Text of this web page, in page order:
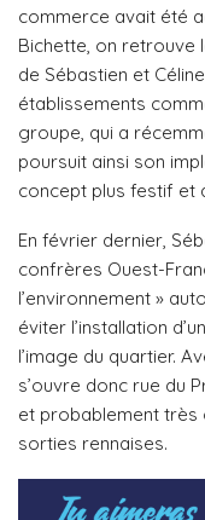
commerce avait été
Bichette, on retrouve
de Sébastien et
établissements
groupe, qui a
poursuit ainsi son
concept plus festif et
En février dernier,
confrères Ouest-
l’environnement »
éviter l’installation
l’image du quartier.
s’ouvre donc rue du
et probablement
sorties rennaises.